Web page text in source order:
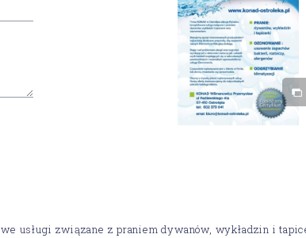
usługi związane z praniem dywanów, wykładzin i